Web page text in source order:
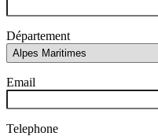
Département
Email
Telephone